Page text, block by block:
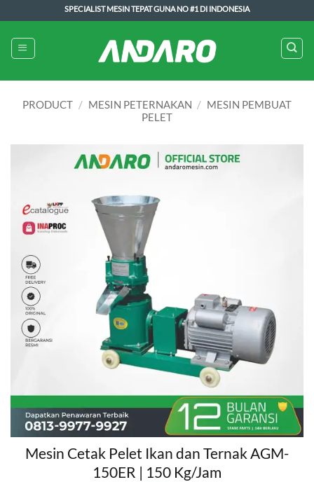
to
content
SPECIALIST MESIN TEPAT GUNA NO #1 DI INDONESIA
PRODUCT / MESIN PETERNAKAN / MESIN PEMBUAT
PELET
Mesin Cetak Pelet Ikan dan Ternak AGM-
150ER | 150 Kg/Jam